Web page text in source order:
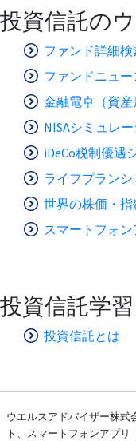
投資信託の
ファンド詳細検
ファンドニュー
金融電卓（資産
NISAシミュレ
iDeCo税制優遇
ライフプラン
世界の株価・指
スマートフォン
投資信託学
投資信託とは
ウエルスアドバイザー株式
ト、スマートフォンアプ